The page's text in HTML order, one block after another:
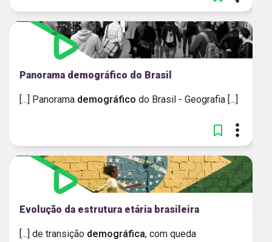
Panorama demográfico do Brasil
[...] Panorama demográfico do Brasil​ ​- Geografia [...]
Evolução da estrutura etária brasileira
[...] de transição demográfica, com queda